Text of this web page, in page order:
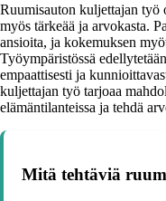
Ruumisauton kuljettajan työ
myös tärkeää ja arvokasta.
ansioita, ja kokemuksen
Työympäristössä
empaattisesti ja
kuljettajan työ tarjoaa
elämäntilanteissa ja tehdä
Mitä tehtäviä